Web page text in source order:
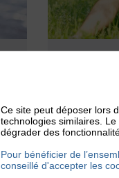
VIVRE
Comment
? A quels
elle...
Ce site peut déposer lors
technologies similaires.
dégrader des
Pour bénéficier de
conseillé d'accepter les